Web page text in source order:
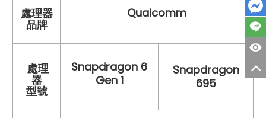
處理器
品牌
Qualcomm
處理
器
型號
Snapdragon 6
Gen 1
Snapdragon
695